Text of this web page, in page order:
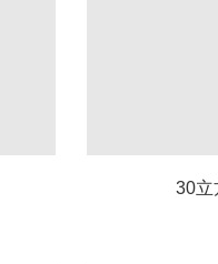
30立